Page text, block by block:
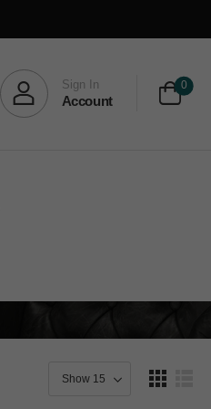
Sign In
Account
0